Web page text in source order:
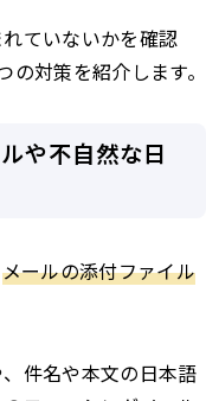
ていないかを確認
対策を紹介します。
や不自然な日
メールの添付ファイル
件名や本文の日本語